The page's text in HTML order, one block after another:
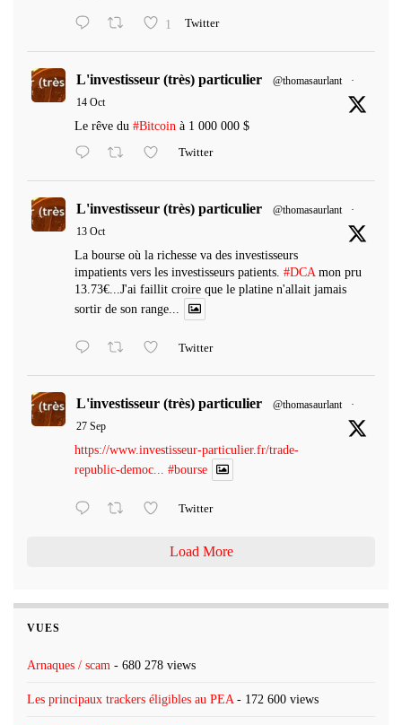
1 Twitter
L'investisseur (très) particulier @thomasaurlant
·
14 Oct
Le rêve du #Bitcoin à 1 000 000 $
Twitter
L'investisseur (très) particulier @thomasaurlant
·
13 Oct
La bourse où la richesse va des investisseurs
impatients vers les investisseurs patients. #DCA mon pru
13.73€...J'ai faillit croire que le platine n'allait jamais
sortir de son range...
Twitter
L'investisseur (très) particulier @thomasaurlant
·
27 Sep
https://www.investisseur-particulier.fr/trade-
republic-democ... #bourse
Twitter
Load More
VUES
Arnaques / scam - 680 278 views
Les principaux trackers éligibles au PEA - 172 600 views